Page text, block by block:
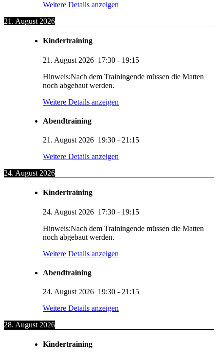
Weitere Details anzeigen
21. August 2026
Kindertraining
21. August 2026 17:30 - 19:15
Hinweis:Nach dem Trainingende müssen die Matten
noch abgebaut werden.
Weitere Details anzeigen
Abendtraining
21. August 2026 19:30 - 21:15
Weitere Details anzeigen
24. August 2026
Kindertraining
24. August 2026 17:30 - 19:15
Hinweis:Nach dem Trainingende müssen die Matten
noch abgebaut werden.
Weitere Details anzeigen
Abendtraining
24. August 2026 19:30 - 21:15
Weitere Details anzeigen
28. August 2026
Kindertraining